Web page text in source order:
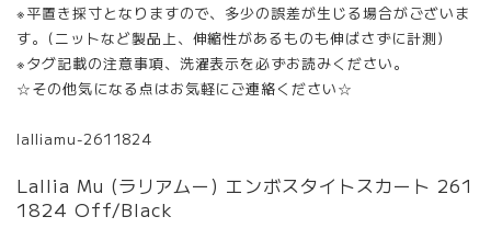
※平置き採寸となりますので、多少の誤差が生じる場合がございま
す。(ニットなど製品上、伸縮性があるものも伸ばさずに計測)
※タグ記載の注意事項、洗濯表示を必ずお読みください。
☆その他気になる点はお気軽にご連絡ください☆
lalliamu-2611824
Lallia Mu (ラリアムー) エンボスタイトスカート 261
1824 Off/Black